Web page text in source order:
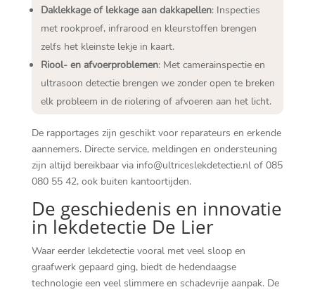
Daklekkage of lekkage aan dakkapellen: Inspecties
met rookproef, infrarood en kleurstoffen brengen
zelfs het kleinste lekje in kaart.
Riool- en afvoerproblemen: Met camerainspectie en
ultrasoon detectie brengen we zonder open te breken
elk probleem in de riolering of afvoeren aan het licht.
De rapportages zijn geschikt voor reparateurs en erkende
aannemers. Directe service, meldingen en ondersteuning
zijn altijd bereikbaar via info@ultriceslekdetectie.nl of 085
080 55 42, ook buiten kantoortijden.
De geschiedenis en innovatie
in lekdetectie De Lier
Waar eerder lekdetectie vooral met veel sloop en
graafwerk gepaard ging, biedt de hedendaagse
technologie een veel slimmere en schadevrije aanpak. De